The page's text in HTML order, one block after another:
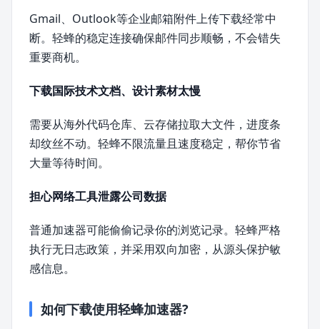
Gmail、Outlook等企业邮箱附件上传下载经常中
断。轻蜂的稳定连接确保邮件同步顺畅，不会错失
重要商机。
下载国际技术文档、设计素材太慢
需要从海外代码仓库、云存储拉取大文件，进度条
却纹丝不动。轻蜂不限流量且速度稳定，帮你节省
大量等待时间。
担心网络工具泄露公司数据
普通加速器可能偷偷记录你的浏览记录。轻蜂严格
执行无日志政策，并采用双向加密，从源头保护敏
感信息。
如何下载使用轻蜂加速器?